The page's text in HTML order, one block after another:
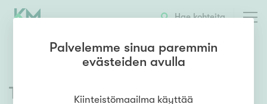
Hae kohteita
Toinen linja 3,Kallio,Helsinki
Palvelemme sinua paremmin
evästeiden avulla
Kiinteistömaailma käyttää